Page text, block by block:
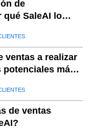
de
qué SaleAI lo
ventas a realizar
potenciales más
de ventas